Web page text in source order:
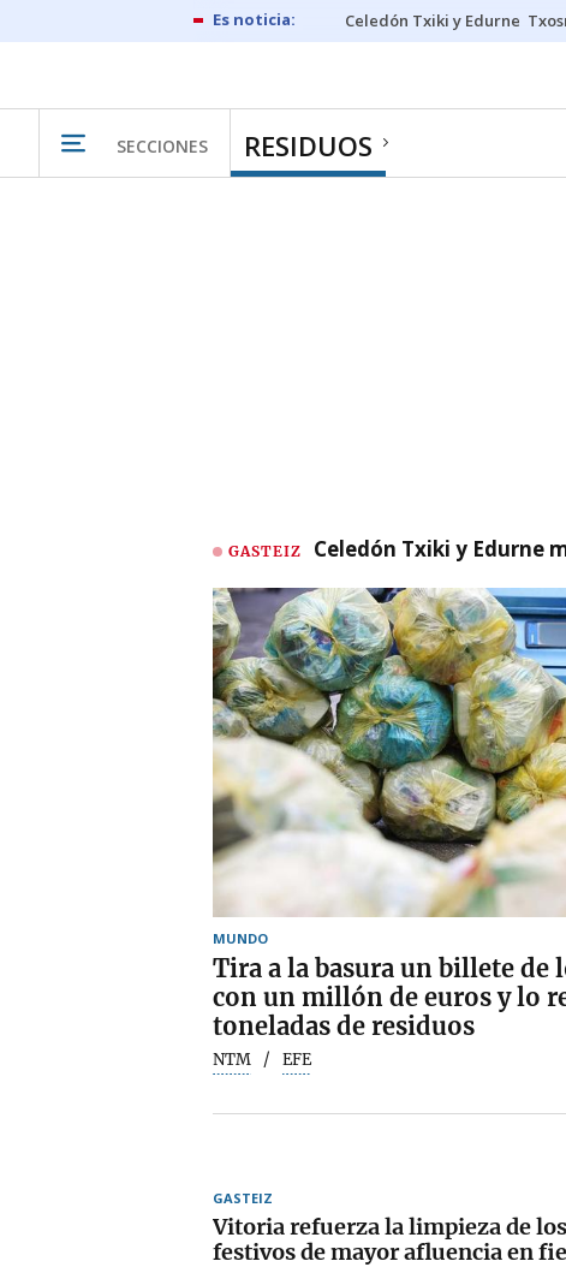
Celedón Txiki y Edurne
SECCIONES RESIDUOS
GASTEIZ Celedón Txiki y Edurne
MUNDO
Tira a la basura un billete de
con un millón de euros y lo
toneladas de residuos
NTM EFE
GASTEIZ
Vitoria refuerza la limpieza de
festivos de mayor afluencia en